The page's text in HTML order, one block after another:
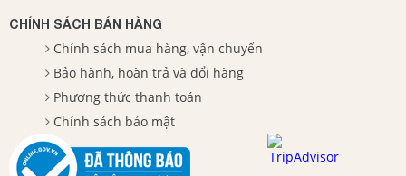
CHÍNH SÁCH BÁN HÀNG
Chính sách mua hàng, vận chuyển
Bảo hành, hoàn trả và đổi hàng
Phương thức thanh toán
Chính sách bảo mật